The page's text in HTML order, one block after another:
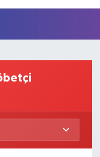
ve Fikstür